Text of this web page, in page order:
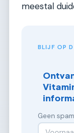
meestal
BLIJF OP
Geen